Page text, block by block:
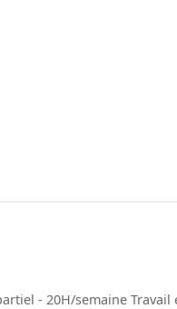
- 20H/semaine Travail